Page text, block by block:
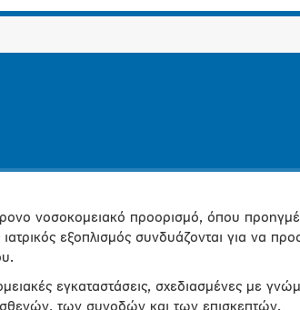
νοσοκομειακό προορισμό, όπου
ιατρικός εξοπλισμός συνδυάζονται για να
εγκαταστάσεις, σχεδιασμένες με